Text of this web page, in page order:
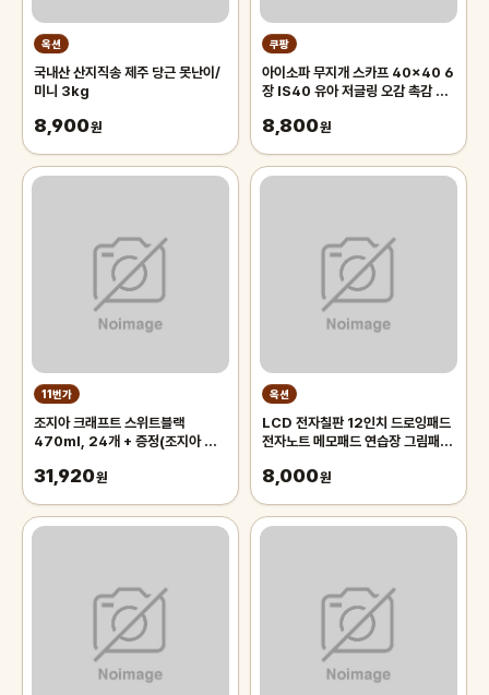
옥션
국내산 산지직송 제주 당근 못난이/
미니 3kg
8,900원
쿠팡
아이소파 무지개 스카프 40x40 6
장 IS40 유아 저글링 오감 촉감 놀
8,800원
11번가
조지아 크래프트 스위트블랙
470ml, 24개 + 증정(조지아 미
31,920원
옥션
LCD 전자칠판 12인치 드로잉패드
전자노트 메모패드 연습장 그림패
8,000원